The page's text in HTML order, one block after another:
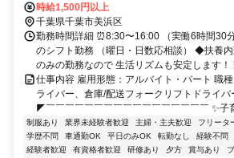
ら車7～8分／車・バイク通勤OK
時給1,500円以上
千葉県千葉市美浜区
勤務時間詳細 ⏰8:30〜16:00 （実働6時間30
のシフト勤務 （曜日・日数応相談） ◆扶養
のみの勤務なので 生活リズムも安定します！
仕事内容 雇用形態：アルバイト・パート 職
ライバー、倉庫/配送フォークリフトドライ
◤￣￣￣￣￣￣￣￣￣￣￣￣￣￣￣￣￣ ✨子
制服あり 業界未経験者歓迎 主婦・主夫歓迎 フリータ
学歴不問
車通勤OK 平日のみOK 転勤なし 経験不問
経験者歓迎
有資格者歓迎 研修あり 夕方 賞与あり